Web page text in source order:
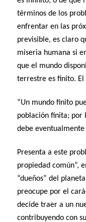
términos de los
enfrentar en las
previsible, es claro
miseria humana si
que el mundo
terrestre es finito. El
“Un mundo finito
población finita; por
debe
Presenta a este
propiedad común”,
“dueños” del
preocupe por el
decide traer a un
contribuyendo con